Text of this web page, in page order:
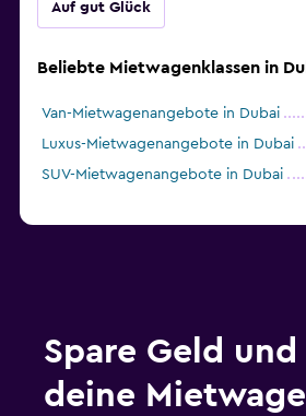
Auf gut Glück
Beliebte Mietwagenklassen in
Van-Mietwagenangebote in Dubai
Luxus-Mietwagenangebote in Dubai
SUV-Mietwagenangebote in Dubai
Spare Geld
deine